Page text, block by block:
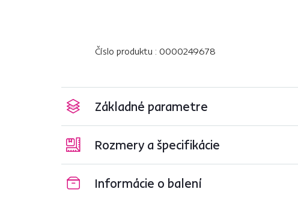
Číslo produktu : 0000249678
Základné parametre
Rozmery a špecifikácie
Informácie o balení